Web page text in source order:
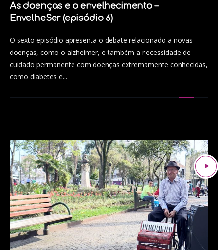
As doenças e o envelhecimento –
EnvelheSer (episódio 6)
O sexto episódio apresenta o debate relacionado a novas
doenças, como o alzheimer, e também a necessidade de
cuidado permanente com doenças extremamente conhecidas,
como diabetes e...